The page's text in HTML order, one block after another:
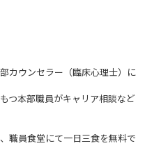
カウンセラー（臨床心理士）に
つ本部職員がキャリア相談など
職員食堂にて一日三食を無料で